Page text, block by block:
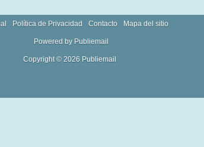
Política de Privacidad Contacto Mapa del sitio
Powered by Publiemail
Copyright © 2026 Publiemail